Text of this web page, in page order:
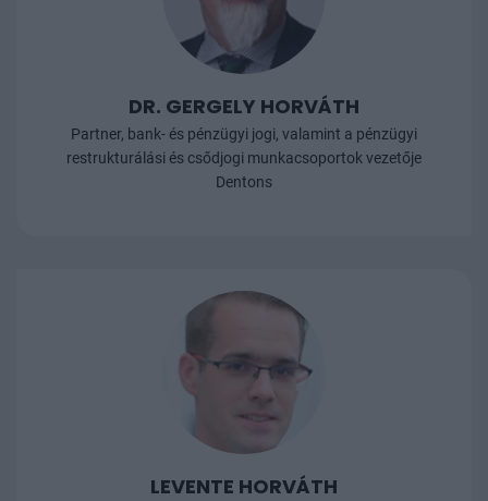
DR. GERGELY HORVÁTH
Partner, bank- és pénzügyi jogi, valamint a pénzügyi
restrukturálási és csődjogi munkacsoportok vezetője
Dentons
LEVENTE HORVÁTH